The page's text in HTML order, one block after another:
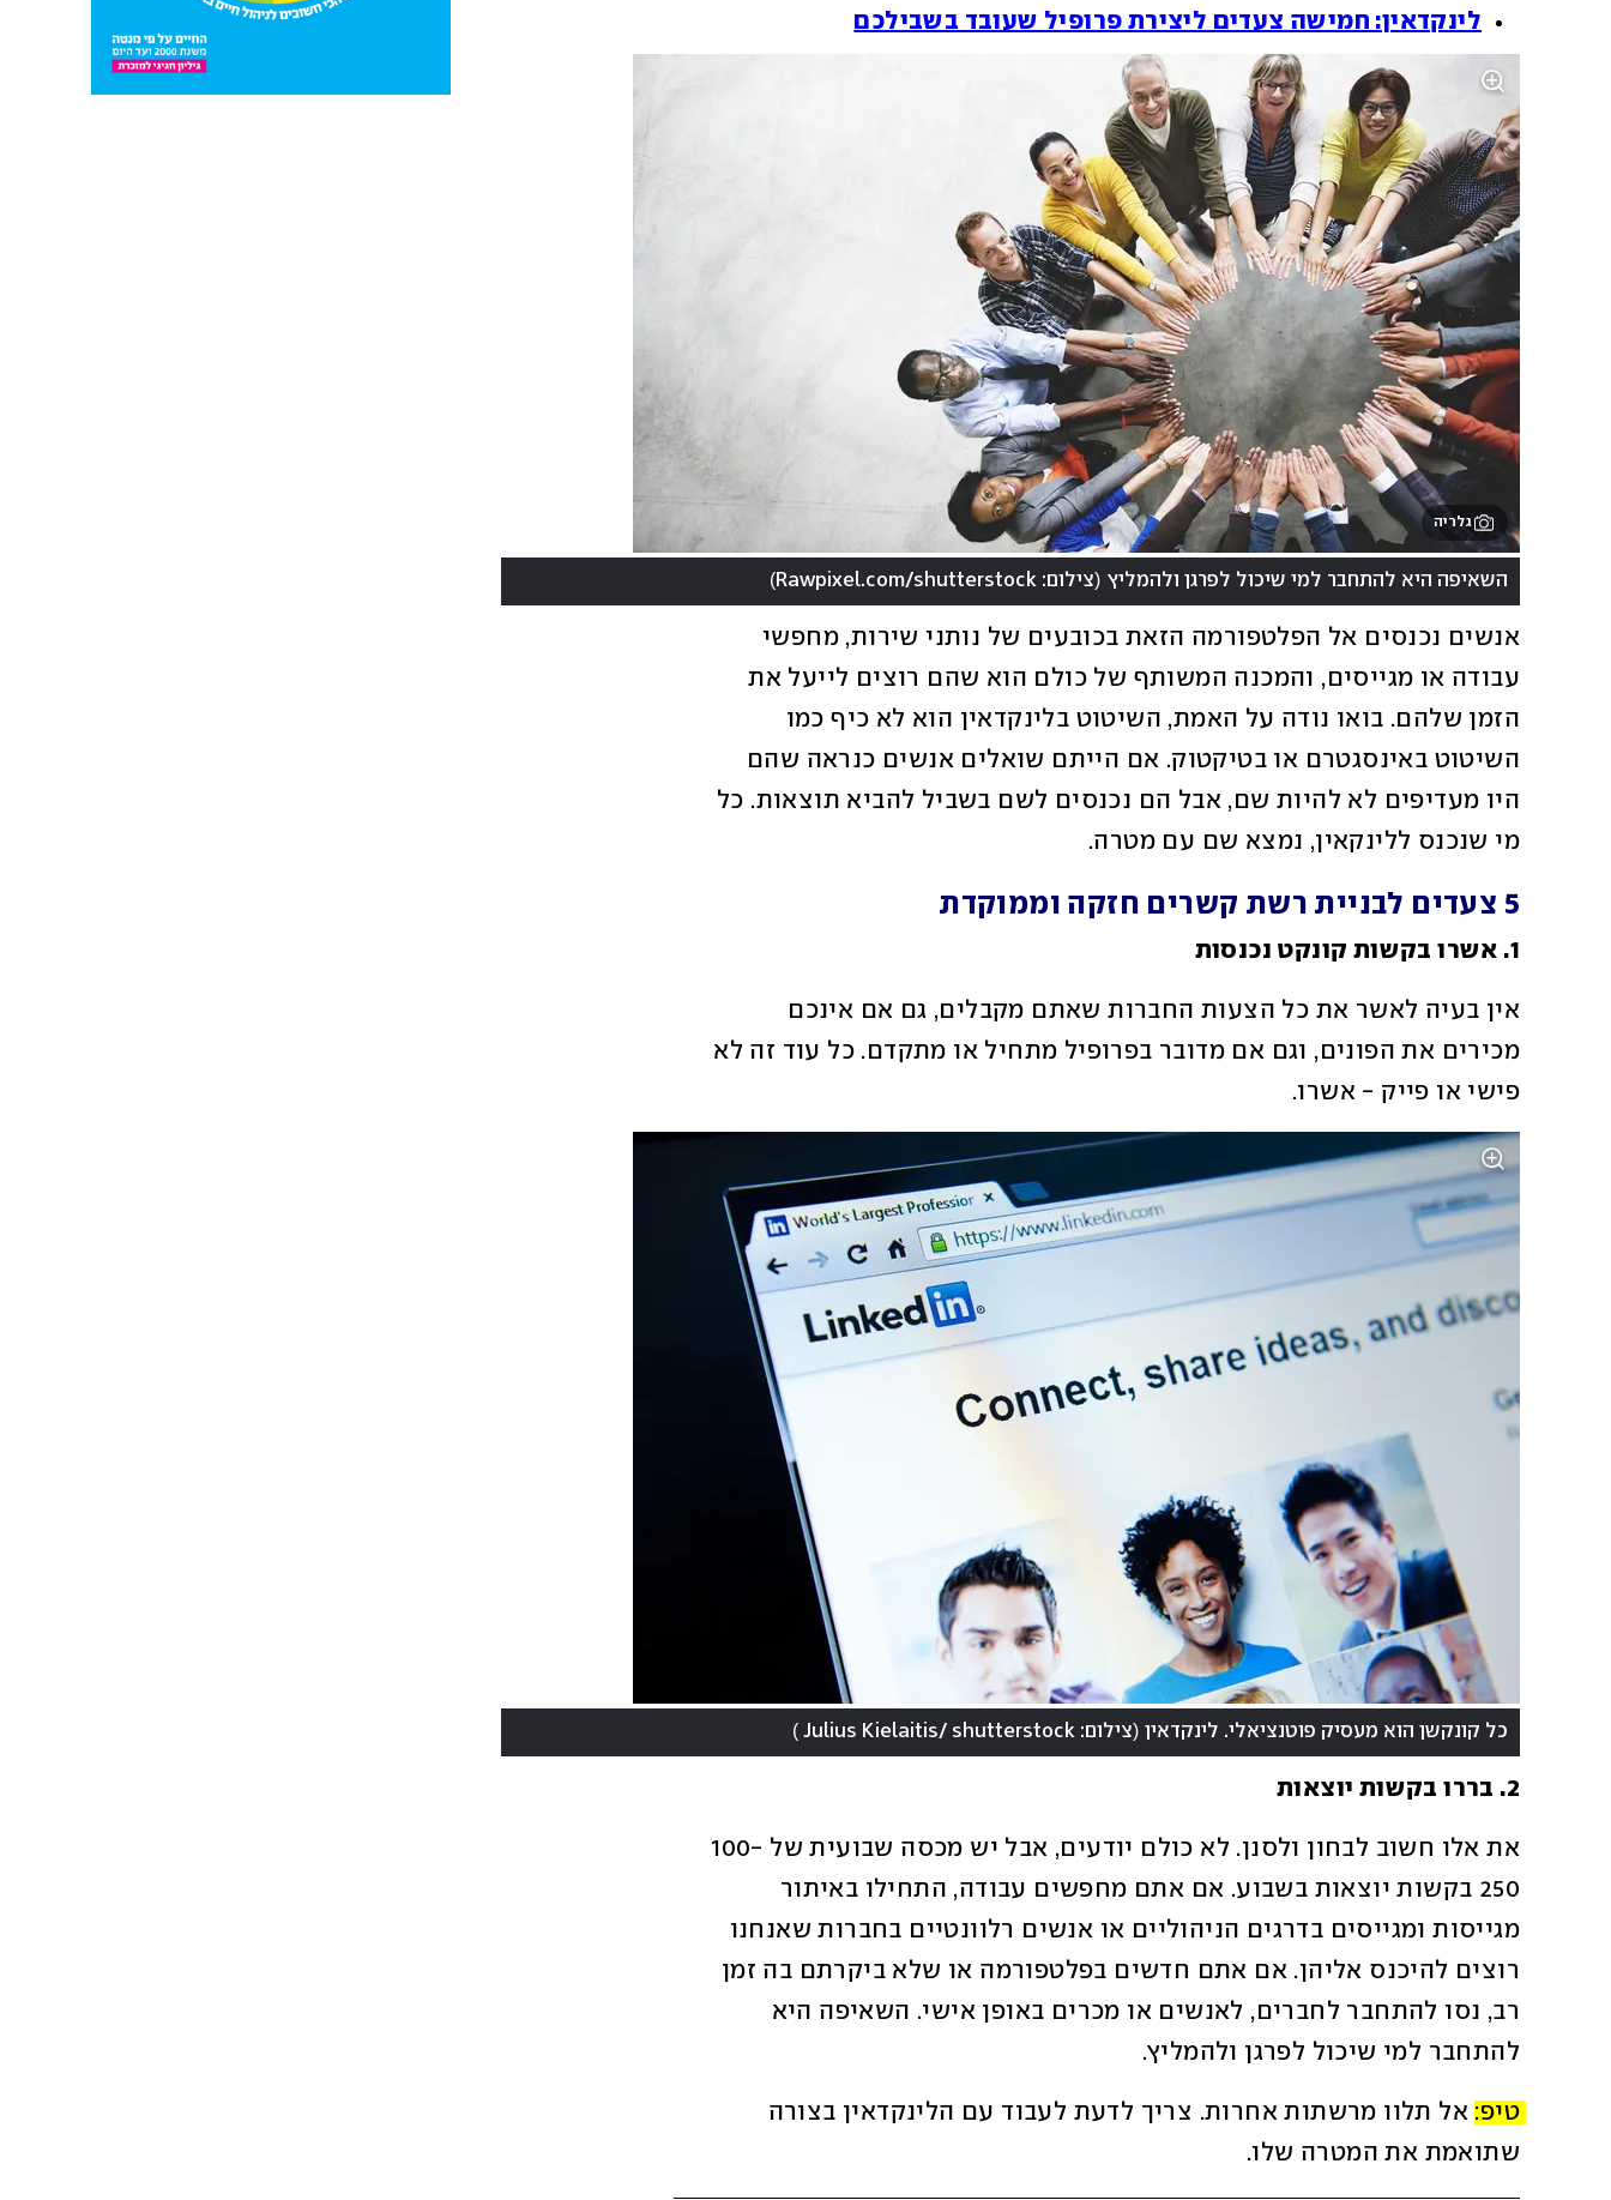
לינקדאין: חמישה צעדים ליצירת פרופיל שעובד בשבילכם
גלריה
השאיפה היא להתחבר למי שיכול לפרגן ולהמליץ (צילום: Rawpixel.com/shutterstock )
עבודה או מגייסים, והמכנה המשותף של כולם הוא שהם רוצים לייעל את
מי שנכנס ללינקאין, נמצא שם עם מטרה.
5 צעדים לבניית רשת קשרים חזקה וממוקדת
1. אשרו בקשות קונקט נכנסות
פישי או פייק - אשרו.
כל קונקשן הוא מעסיק פוטנציאלי. לינקדאין (צילום: Julius Kielaitis/ shutterstock )
2. בררו בקשות יוצאות
את אלו חשוב לבחון ולסנן. לא כולם יודעים, אבל יש מכסה שבועית של 100-
להתחבר למי שיכול לפרגן ולהמליץ.
טיפ:
שתואמת את המטרה שלו.